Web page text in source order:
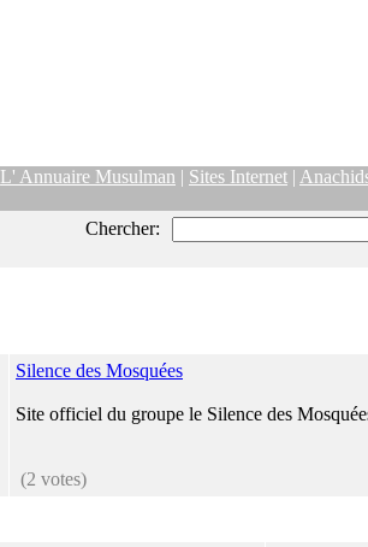
L' Annuaire Musulman | Sites Internet |
Chercher:
Silence des Mosquées
Site officiel du groupe le Silence des
(2 votes)